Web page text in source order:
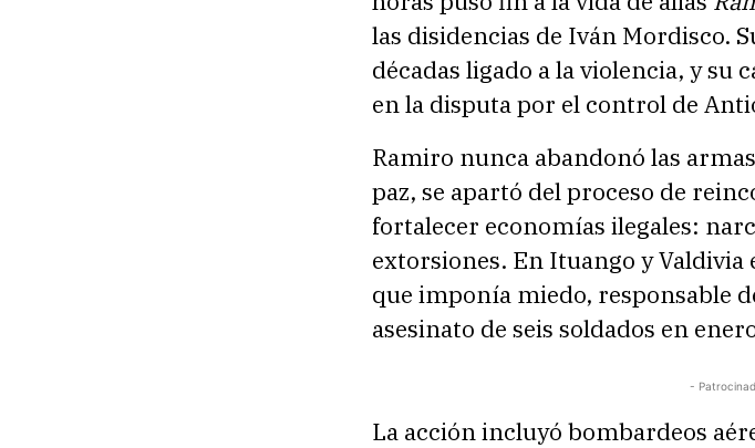
las disidencias de Iván Mordisco.
décadas ligado a la violencia, y su
en la disputa por el control de
Ramiro nunca abandonó las
paz, se apartó del proceso de
fortalecer economías ilegales:
extorsiones. En Ituango y
que imponía miedo, responsable
asesinato de seis soldados en
-
La acción incluyó bombardeos